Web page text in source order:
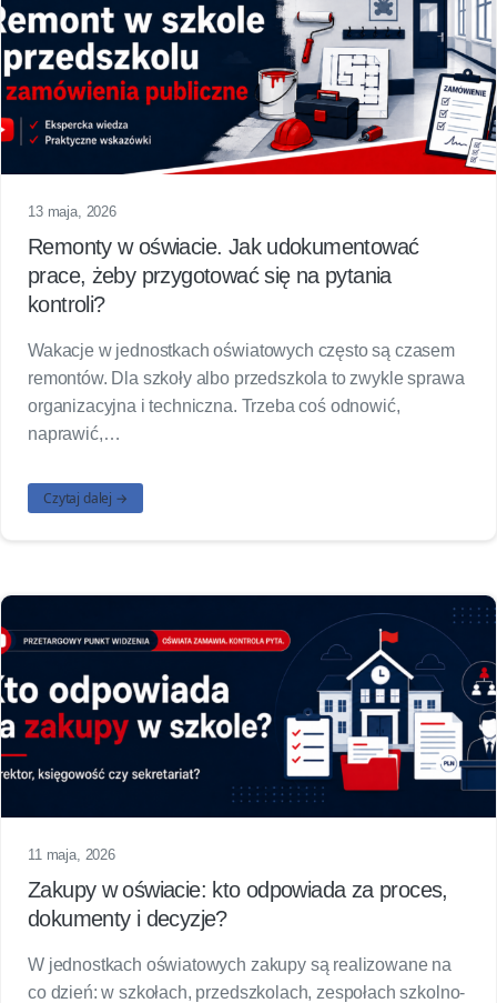
13 maja, 2026
Remonty w oświacie. Jak udokumentować
prace, żeby przygotować się na pytania
kontroli?
Wakacje w jednostkach oświatowych często są czasem
remontów. Dla szkoły albo przedszkola to zwykle sprawa
organizacyjna i techniczna. Trzeba coś odnowić,
naprawić,…
Czytaj dalej →
11 maja, 2026
Zakupy w oświacie: kto odpowiada za proces,
dokumenty i decyzje?
W jednostkach oświatowych zakupy są realizowane na
co dzień: w szkołach, przedszkolach, zespołach szkolno-